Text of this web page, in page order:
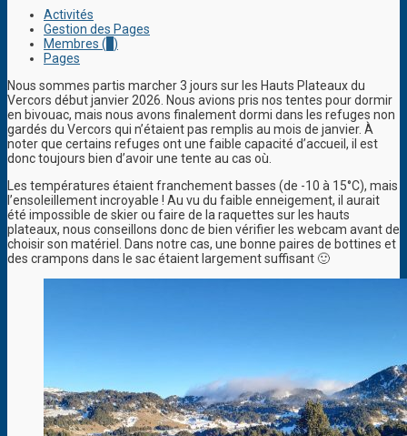
Activités
Gestion des Pages
Membres ( )
Pages
Nous sommes partis marcher 3 jours sur les Hauts Plateaux du
Vercors début janvier 2026. Nous avions pris nos tentes pour dormir
en bivouac, mais nous avons finalement dormi dans les refuges non
gardés du Vercors qui n’étaient pas remplis au mois de janvier. À
noter que certains refuges ont une faible capacité d’accueil, il est
donc toujours bien d’avoir une tente au cas où.
Les températures étaient franchement basses (de -10 à 15°C), mais
l’ensoleillement incroyable ! Au vu du faible enneigement, il aurait
été impossible de skier ou faire de la raquettes sur les hauts
plateaux, nous conseillons donc de bien vérifier les webcam avant de
choisir son matériel. Dans notre cas, une bonne paires de bottines et
des crampons dans le sac étaient largement suffisant 🙂